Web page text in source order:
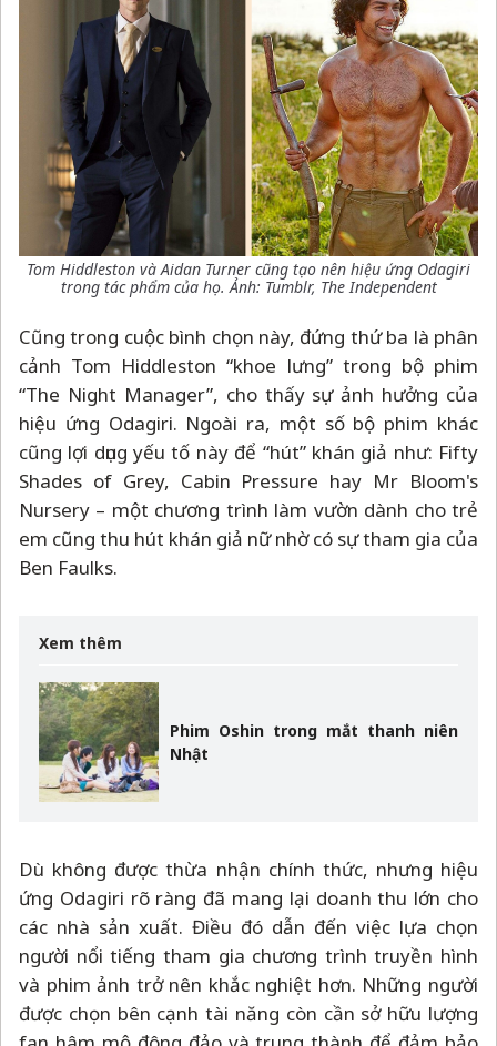
Tom Hiddleston và Aidan Turner cũng tạo nên hiệu ứng Odagiri
trong tác phẩm của họ. Ảnh: Tumblr, The Independent
Cũng trong cuộc bình chọn này, đứng thứ ba là phân
cảnh Tom Hiddleston “khoe lưng” trong bộ phim
“The Night Manager”, cho thấy sự ảnh hưởng của
hiệu ứng Odagiri. Ngoài ra, một số bộ phim khác
cũng lợi dụng yếu tố này để “hút” khán giả như: Fifty
Shades of Grey, Cabin Pressure hay Mr Bloom's
Nursery – một chương trình làm vườn dành cho trẻ
em cũng thu hút khán giả nữ nhờ có sự tham gia của
Ben Faulks.
Xem thêm
Phim Oshin trong mắt thanh niên
Nhật
Dù không được thừa nhận chính thức, nhưng hiệu
ứng Odagiri rõ ràng đã mang lại doanh thu lớn cho
các nhà sản xuất. Điều đó dẫn đến việc lựa chọn
người nổi tiếng tham gia chương trình truyền hình
và phim ảnh trở nên khắc nghiệt hơn. Những người
được chọn bên cạnh tài năng còn cần sở hữu lượng